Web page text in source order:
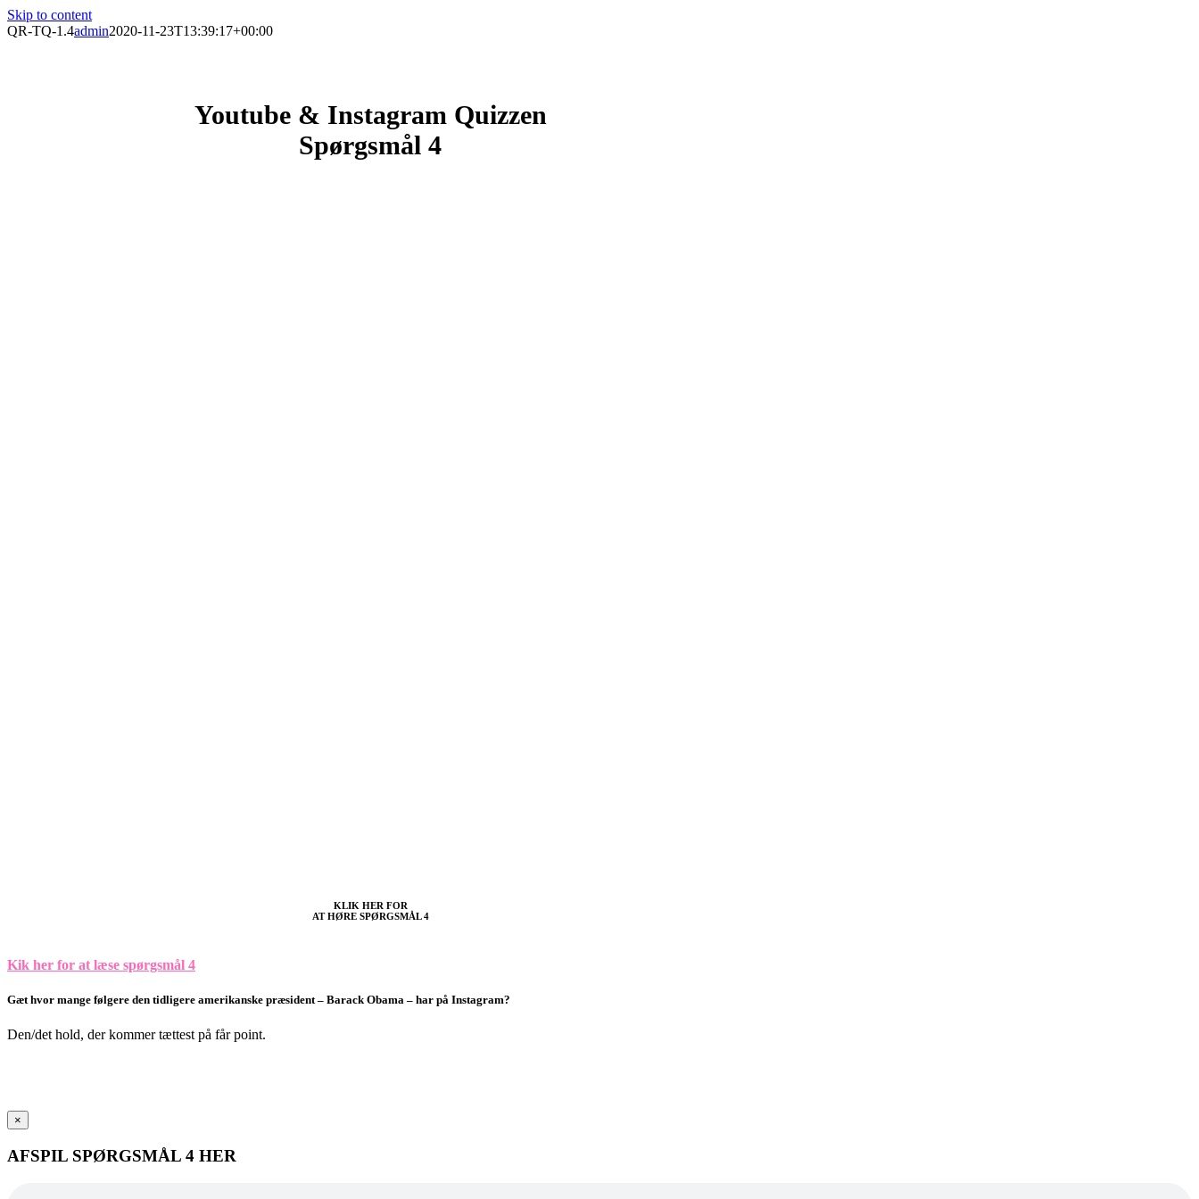
Skip to content
QR-TQ-1.4admin2020-11-23T13:39:17+00:00
Youtube & Instagram Quizzen
Spørgsmål 4
KLIK HER FOR
AT HØRE SPØRGSMÅL 4
Kik her for at læse spørgsmål 4
Gæt hvor mange følgere den tidligere amerikanske præsident – Barack Obama – har på Instagram?
Den/det hold, der kommer tættest på får point.
×
AFSPIL SPØRGSMÅL 4 HER